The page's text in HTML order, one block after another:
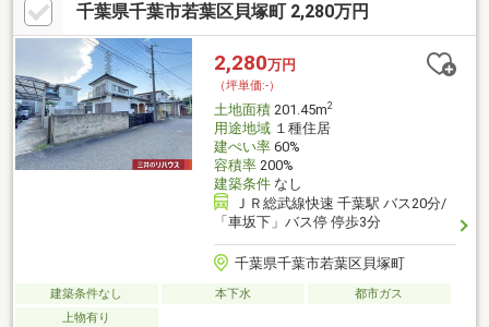
千葉県千葉市若葉区貝塚町 2,280万円
2,280万円
（坪単価:-）
土地面積201.45m2
用途地域１種住居
建ぺい率60%
容積率200%
建築条件なし
ＪＲ総武線快速 千葉駅 バス20分/
「車坂下」バス停 停歩3分
千葉県千葉市若葉区貝塚町
建築条件なし 本下水
都市ガス
上物有り